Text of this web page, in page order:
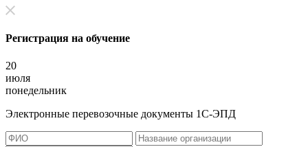
Регистрация на обучение
20
июля
понедельник
Электронные перевозочные документы 1С-ЭПД